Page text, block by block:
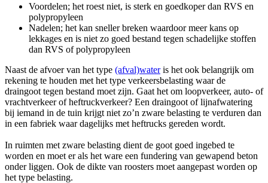
Voordelen; het roest niet, is sterk en goedkoper dan RVS en
polypropyleen
Nadelen; het kan sneller breken waardoor meer kans op
lekkages en is niet zo goed bestand tegen schadelijke stoffen
dan RVS of polypropyleen
Naast de afvoer van het type (afval)wateris het ook belangrijk om
rekening te houden met het type verkeersbelasting waar de
draingoot tegen bestand moet zijn. Gaat het om loopverkeer, auto- of
vrachtverkeer of heftruckverkeer? Een draingoot of lijnafwatering
bij iemand in de tuin krijgt niet zo’n zware belasting te verduren dan
in een fabriek waar dagelijks met heftrucks gereden wordt.
In ruimten met zware belasting dient de goot goed ingebed te
worden en moet er als het ware een fundering van gewapend beton
onder liggen. Ook de dikte van roosters moet aangepast worden op
het type belasting.